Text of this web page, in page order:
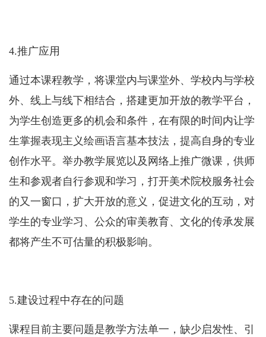
4.推广应用
通过本课程教学，将课堂内与课堂外、学校内与学校
外、线上与线下相结合，搭建更加开放的教学平台，
为学生创造更多的机会和条件，在有限的时间内让学
生掌握表现主义绘画语言基本技法，提高自身的专业
创作水平。举办教学展览以及网络上推广微课，供师
生和参观者自行参观和学习，打开美术院校服务社会
的又一窗口，扩大开放的意义，促进文化的互动，对
学生的专业学习、公众的审美教育、文化的传承发展
都将产生不可估量的积极影响。
5.建设过程中存在的问题
课程目前主要问题是教学方法单一，缺少启发性、引